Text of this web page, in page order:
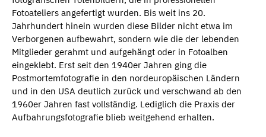
Fotoateliers angefertigt wurden. Bis weit ins 20.
Jahrhundert hinein wurden diese Bilder nicht etwa im
Verborgenen aufbewahrt, sondern wie die der lebenden
Mitglieder gerahmt und aufgehängt oder in Fotoalben
eingeklebt. Erst seit den 1940er Jahren ging die
Postmortemfotografie in den nordeuropäischen Ländern
und in den USA deutlich zurück und verschwand ab den
1960er Jahren fast vollständig. Lediglich die Praxis der
Aufbahrungsfotografie blieb weitgehend erhalten.